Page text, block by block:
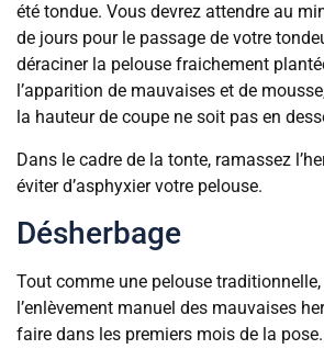
été tondue. Vous devrez attendre au
de jours pour le passage de votre
déraciner la pelouse fraichement
l’apparition de mauvaises et de
la hauteur de coupe ne soit pas en
Dans le cadre de la tonte, ramassez
éviter d’asphyxier votre pelouse.
Désherbage
Tout comme une pelouse traditionnelle,
l’enlèvement manuel des mauvaises
faire dans les premiers mois de la pose.